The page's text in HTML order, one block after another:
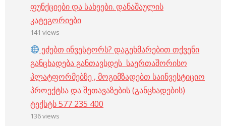
ფუნქციები და სახეები. დანაშაულის
კატეგორიები
141 views
ეძებთ ინვესტორს? დაგეხმარებით თქვენი
განცხადება განთავსდეს საერთაშორისო
პლატფორმებზე , მოგიმზადებთ საინვესტიციო
პროექტსა და შეთავაზების (განცხადების)
ტექსტს 577 235 400
136 views